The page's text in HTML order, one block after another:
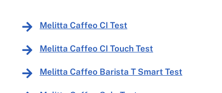
Melitta Caffeo CI Test
Melitta Caffeo CI Touch Test
Melitta Caffeo Barista T Smart Test